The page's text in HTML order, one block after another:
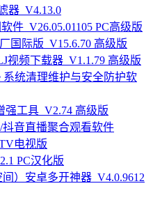
器_V4.13.0
件_V26.05.01105 PC高级版
国际版_V15.6.70 高级版
视频下载器_V1.1.79 高级版
系统清理维护与安全防护软
强工具_V2.74 高级版
抖音直播聚合观看软件
电视版
PC汉化版
间）安卓多开神器_V4.0.9612